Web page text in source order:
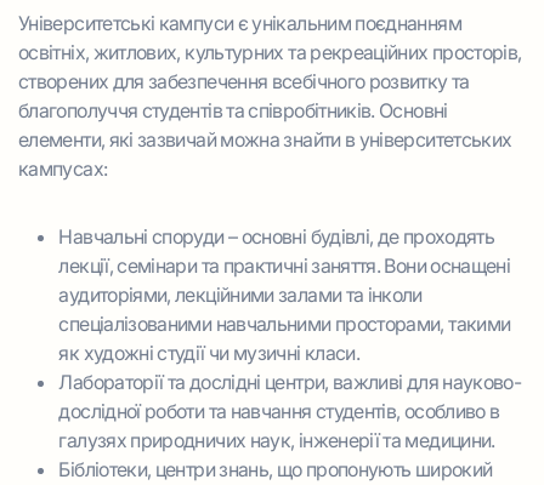
Університетські кампуси є унікальним поєднанням
освітніх, житлових, культурних та рекреаційних просторів,
створених для забезпечення всебічного розвитку та
благополуччя студентів та співробітників. Основні
елементи, які зазвичай можна знайти в університетських
кампусах:
Навчальні споруди – основні будівлі, де проходять
лекції, семінари та практичні заняття. Вони оснащені
аудиторіями, лекційними залами та інколи
спеціалізованими навчальними просторами, такими
як художні студії чи музичні класи.
Лабораторії та дослідні центри, важливі для науково-
дослідної роботи та навчання студентів, особливо в
галузях природничих наук, інженерії та медицини.
Бібліотеки, центри знань, що пропонують широкий